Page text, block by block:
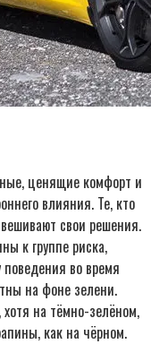
ценящие комфорт и
влияния. Те, кто
свои решения.
к группе риска,
во время
на фоне зелени.
на тёмно-зелёном,
как на чёрном.